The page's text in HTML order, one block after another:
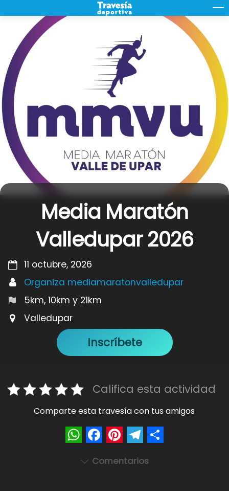
content
Media Maratón
Valledupar 2026
11 octubre, 2026
Organiza mediamaratonvalledupar
5km, 10km y 21km
Valledupar
Inscríbete
Califica esta actividad
Comparte esta travesía con tus amigos
W
h
F
a
P
i
T
e
S
Comentarios